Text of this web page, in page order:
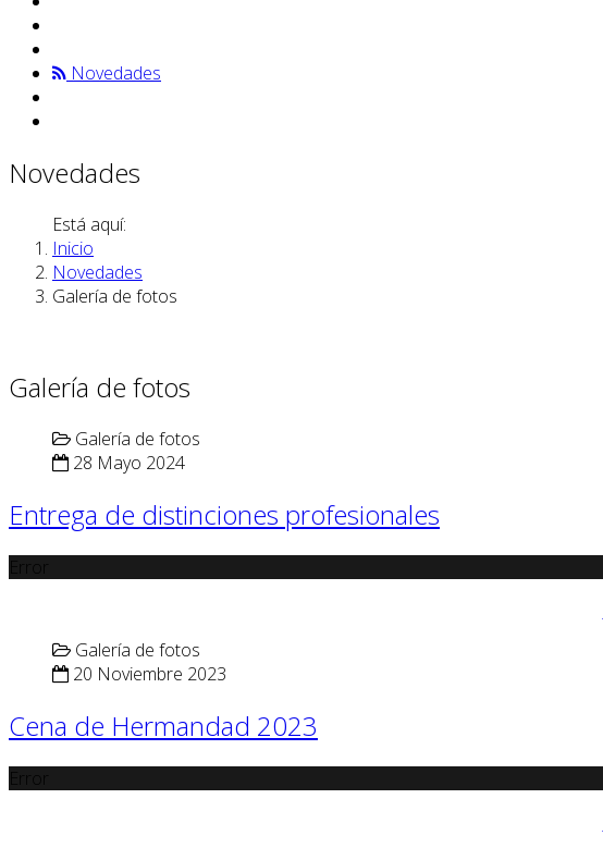
Novedades
Novedades
Está aquí:
Inicio
Novedades
Galería de fotos
Galería de fotos
Galería de fotos
28 Mayo 2024
Entrega de distinciones profesionales
Galería de fotos
20 Noviembre 2023
Cena de Hermandad 2023